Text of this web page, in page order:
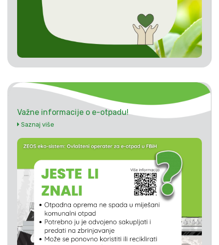
Važne informacije o e-otpadu!
Saznaj više